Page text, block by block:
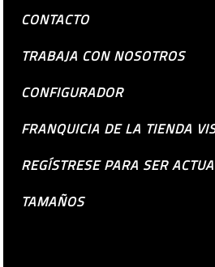
CONTACTO
TRABAJA CON NOSOTROS
CONFIGURADOR
FRANQUICIA DE LA TIENDA
REGÍSTRESE PARA SER
TAMAÑOS